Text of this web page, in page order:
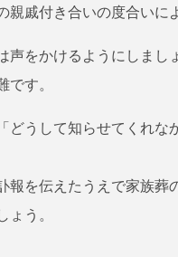
戚付き合いの度合いに
をかけるようにしまし
です。
どうして知らせてくれな
を伝えたうえで家族葬
ょう。